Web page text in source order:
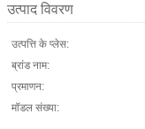
उत्पाद विवरण
उत्पत्ति के प्लेस:
ब्रांड नाम:
प्रमाणन:
मॉडल संख्या: